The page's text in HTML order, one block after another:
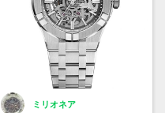
ミリオネア